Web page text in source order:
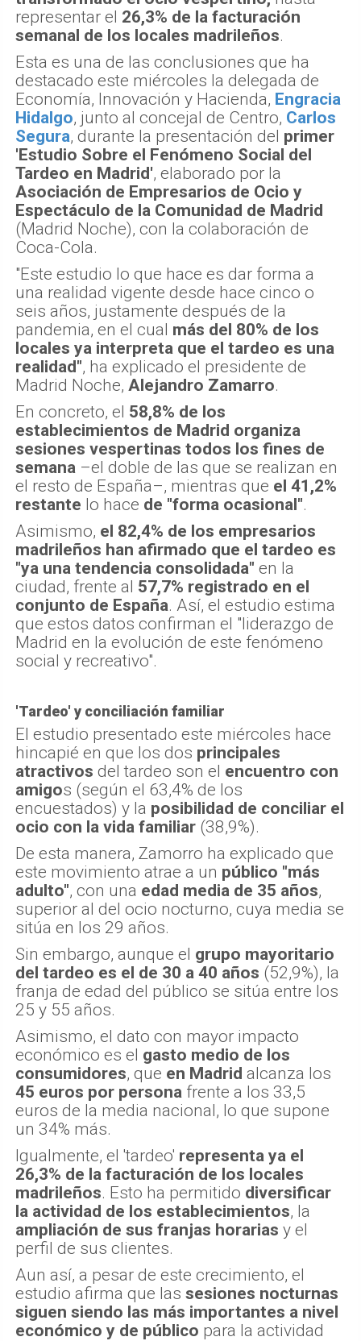
representar el 26,3% de la facturación
semanal de los locales madrileños.
Esta es una de las conclusiones que ha
destacado este miércoles la delegada de
Economía, Innovación y Hacienda, Engracia
Hidalgo, junto al concejal de Centro, Carlos
Segura, durante la presentación del primer
'Estudio Sobre el Fenómeno Social del
Tardeo en Madrid', elaborado por la
Asociación de Empresarios de Ocio y
Espectáculo de la Comunidad de Madrid
(Madrid Noche), con la colaboración de
Coca-Cola.
"Este estudio lo que hace es dar forma a
una realidad vigente desde hace cinco o
seis años, justamente después de la
pandemia, en el cual más del 80% de los
locales ya interpreta que el tardeo es una
realidad", ha explicado el presidente de
Madrid Noche, Alejandro Zamarro.
En concreto, el 58,8% de los
establecimientos de Madrid organiza
sesiones vespertinas todos los fines de
semana –el doble de las que se realizan en
el resto de España–, mientras que el 41,2%
restante lo hace de "forma ocasional".
Asimismo, el 82,4% de los empresarios
madrileños han afirmado que el tardeo es
"ya una tendencia consolidada" en la
ciudad, frente al 57,7% registrado en el
conjunto de España. Así, el estudio estima
que estos datos confirman el "liderazgo de
Madrid en la evolución de este fenómeno
social y recreativo".
'Tardeo' y conciliación familiar
El estudio presentado este miércoles hace
hincapié en que los dos principales
atractivos del tardeo son el encuentro con
amigos (según el 63,4% de los
encuestados) y la posibilidad de conciliar el
ocio con la vida familiar (38,9%).
De esta manera, Zamorro ha explicado que
este movimiento atrae a un público "más
adulto", con una edad media de 35 años,
superior al del ocio nocturno, cuya media se
sitúa en los 29 años.
Sin embargo, aunque el grupo mayoritario
del tardeo es el de 30 a 40 años (52,9%), la
franja de edad del público se sitúa entre los
25 y 55 años.
Asimismo, el dato con mayor impacto
económico es el gasto medio de los
consumidores, que en Madrid alcanza los
45 euros por persona frente a los 33,5
euros de la media nacional, lo que supone
un 34% más.
Igualmente, el 'tardeo' representa ya el
26,3% de la facturación de los locales
madrileños. Esto ha permitido diversificar
la actividad de los establecimientos, la
ampliación de sus franjas horarias y el
perfil de sus clientes.
Aun así, a pesar de este crecimiento, el
estudio afirma que las sesiones nocturnas
siguen siendo las más importantes a nivel
económico y de público para la actividad